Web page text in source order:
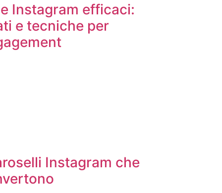
Instagram efficaci:
e tecniche per
Instagram che